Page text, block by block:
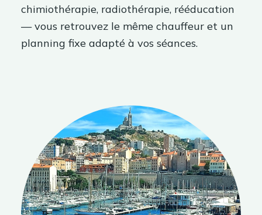
chimiothérapie, radiothérapie, rééducation
— vous retrouvez le même chauffeur et un
planning fixe adapté à vos séances.